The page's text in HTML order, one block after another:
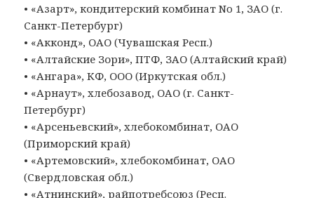
• «Азарт», кондитерский комбинат No 1, ЗАО (г.
Санкт-Петербург)
• «Акконд», ОАО (Чувашская Респ.)
• «Алтайские Зори», ПТФ, ЗАО (Алтайский край)
• «Ангара», КФ, ООО (Иркутская обл.)
• «Арнаут», хлебозавод, ОАО (г. Санкт-
Петербург)
• «Арсеньевский», хлебокомбинат, ОАО
(Приморский край)
• «Артемовский», хлебокомбинат, ОАО
(Свердловская обл.)
• «Атнинский», райпотребсоюз (Респ.